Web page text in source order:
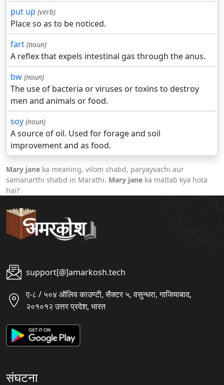
put up (verb)
Place so as to be noticed.
fart (noun)
A reflex that expels intestinal gas through the anus.
bw (noun)
The use of bacteria or viruses or toxins to destroy
men and animals or food.
soy (noun)
A source of oil. Used for forage and soil
improvement and as food.
Mary jane ka meaning, vilom shabd, paryayvachi aur
samanarthi shabd in Marathi. Mary jane ka matlab kya hota
hai?
support[@]amarkosh.tech
ए-८ / ५०४ ऑलिव काउण्टी, सैक्टर ५, वसुन्धरा, गाजियाबाद,
२०१०१२ उत्तर प्रदेश, भारत
संघटना